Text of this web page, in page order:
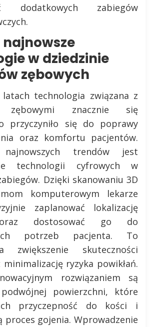
dodatkowych zabiegów
w dziedzinie
zębowych
technologia związana z
zębowymi znacznie się
przyczyniło się do poprawy
oraz komfortu pacjentów.
trendów jest
technologii cyfrowych w
Dzięki skanowaniu 3D
komputerowym lekarze
zaplanować lokalizację
dostosować go do
potrzeb pacjenta. To
zwiększenie skuteczności
ryzyka powikłań.
rozwiązaniem są
powierzchni, które
przyczepność do kości i
proces gojenia. Wprowadzenie